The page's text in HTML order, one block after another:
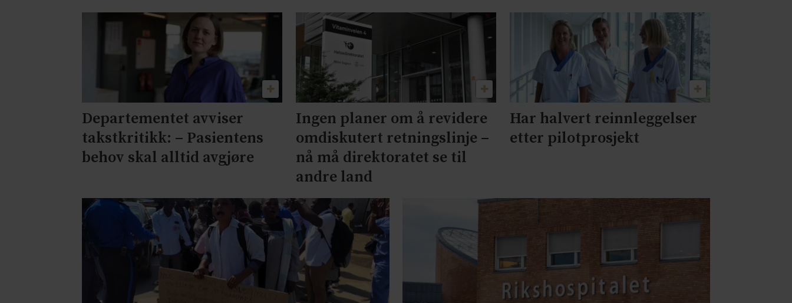
Departementet avviser
takstkritikk: – Pasientens
behov skal alltid avgjøre
Ingen planer om å revidere
omdiskutert retningslinje –
nå må direktoratet se til
andre land
Har halvert reinnleggelser
etter pilotprosjekt